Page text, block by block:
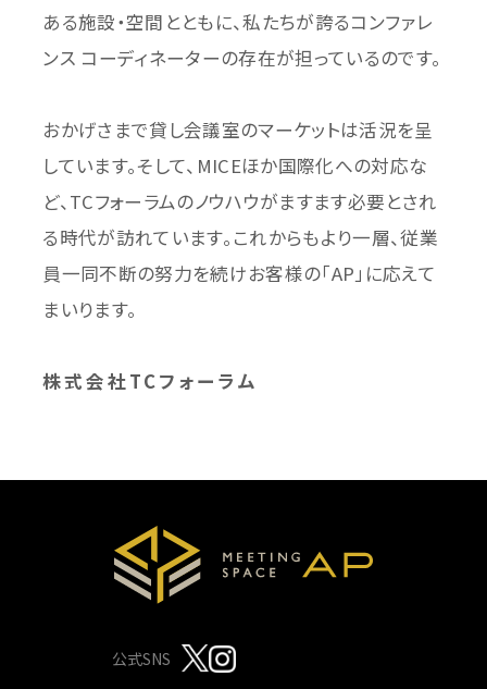
ある施設・空間とともに、私たちが誇るコンファレ
ンス コーディネーターの存在が担っているのです。
おかげさまで貸し会議室のマーケットは活況を呈
しています。そして、MICEほか国際化への対応な
ど、TCフォーラムのノウハウがますます必要とされ
る時代が訪れています。これからもより一層、従業
員一同不断の努力を続けお客様の「AP」に応えて
まいります。
株式会社TCフォーラム
公式SNS